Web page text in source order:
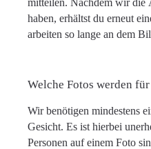
mitteilen. Nachdem wir die
haben, erhältst du erneut
arbeiten so lange an dem
Welche Fotos werden
Wir benötigen mindestens
Gesicht. Es ist hierbei
Personen auf einem Foto